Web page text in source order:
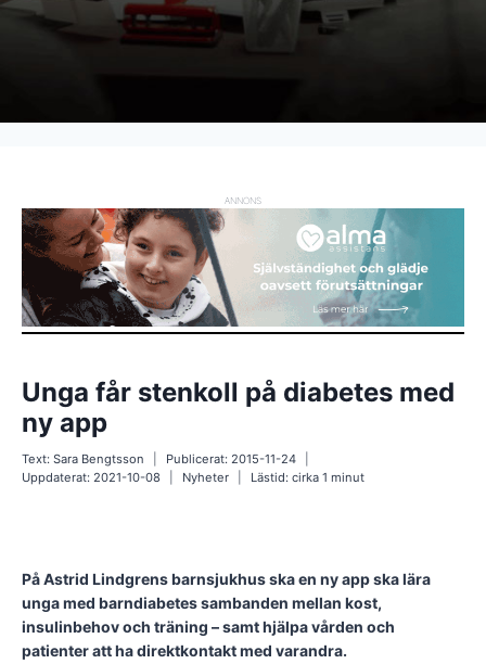
ANNONS
Unga får stenkoll på diabetes med
ny app
Text: Sara Bengtsson Publicerat: 2015-11-24
Uppdaterat: 2021-10-08 Nyheter Lästid: cirka1minut
På Astrid Lindgrens barnsjukhus ska en ny app ska lära
unga med barndiabetes sambanden mellan kost,
insulinbehov och träning – samt hjälpa vården och
patienter att ha direktkontakt med varandra.